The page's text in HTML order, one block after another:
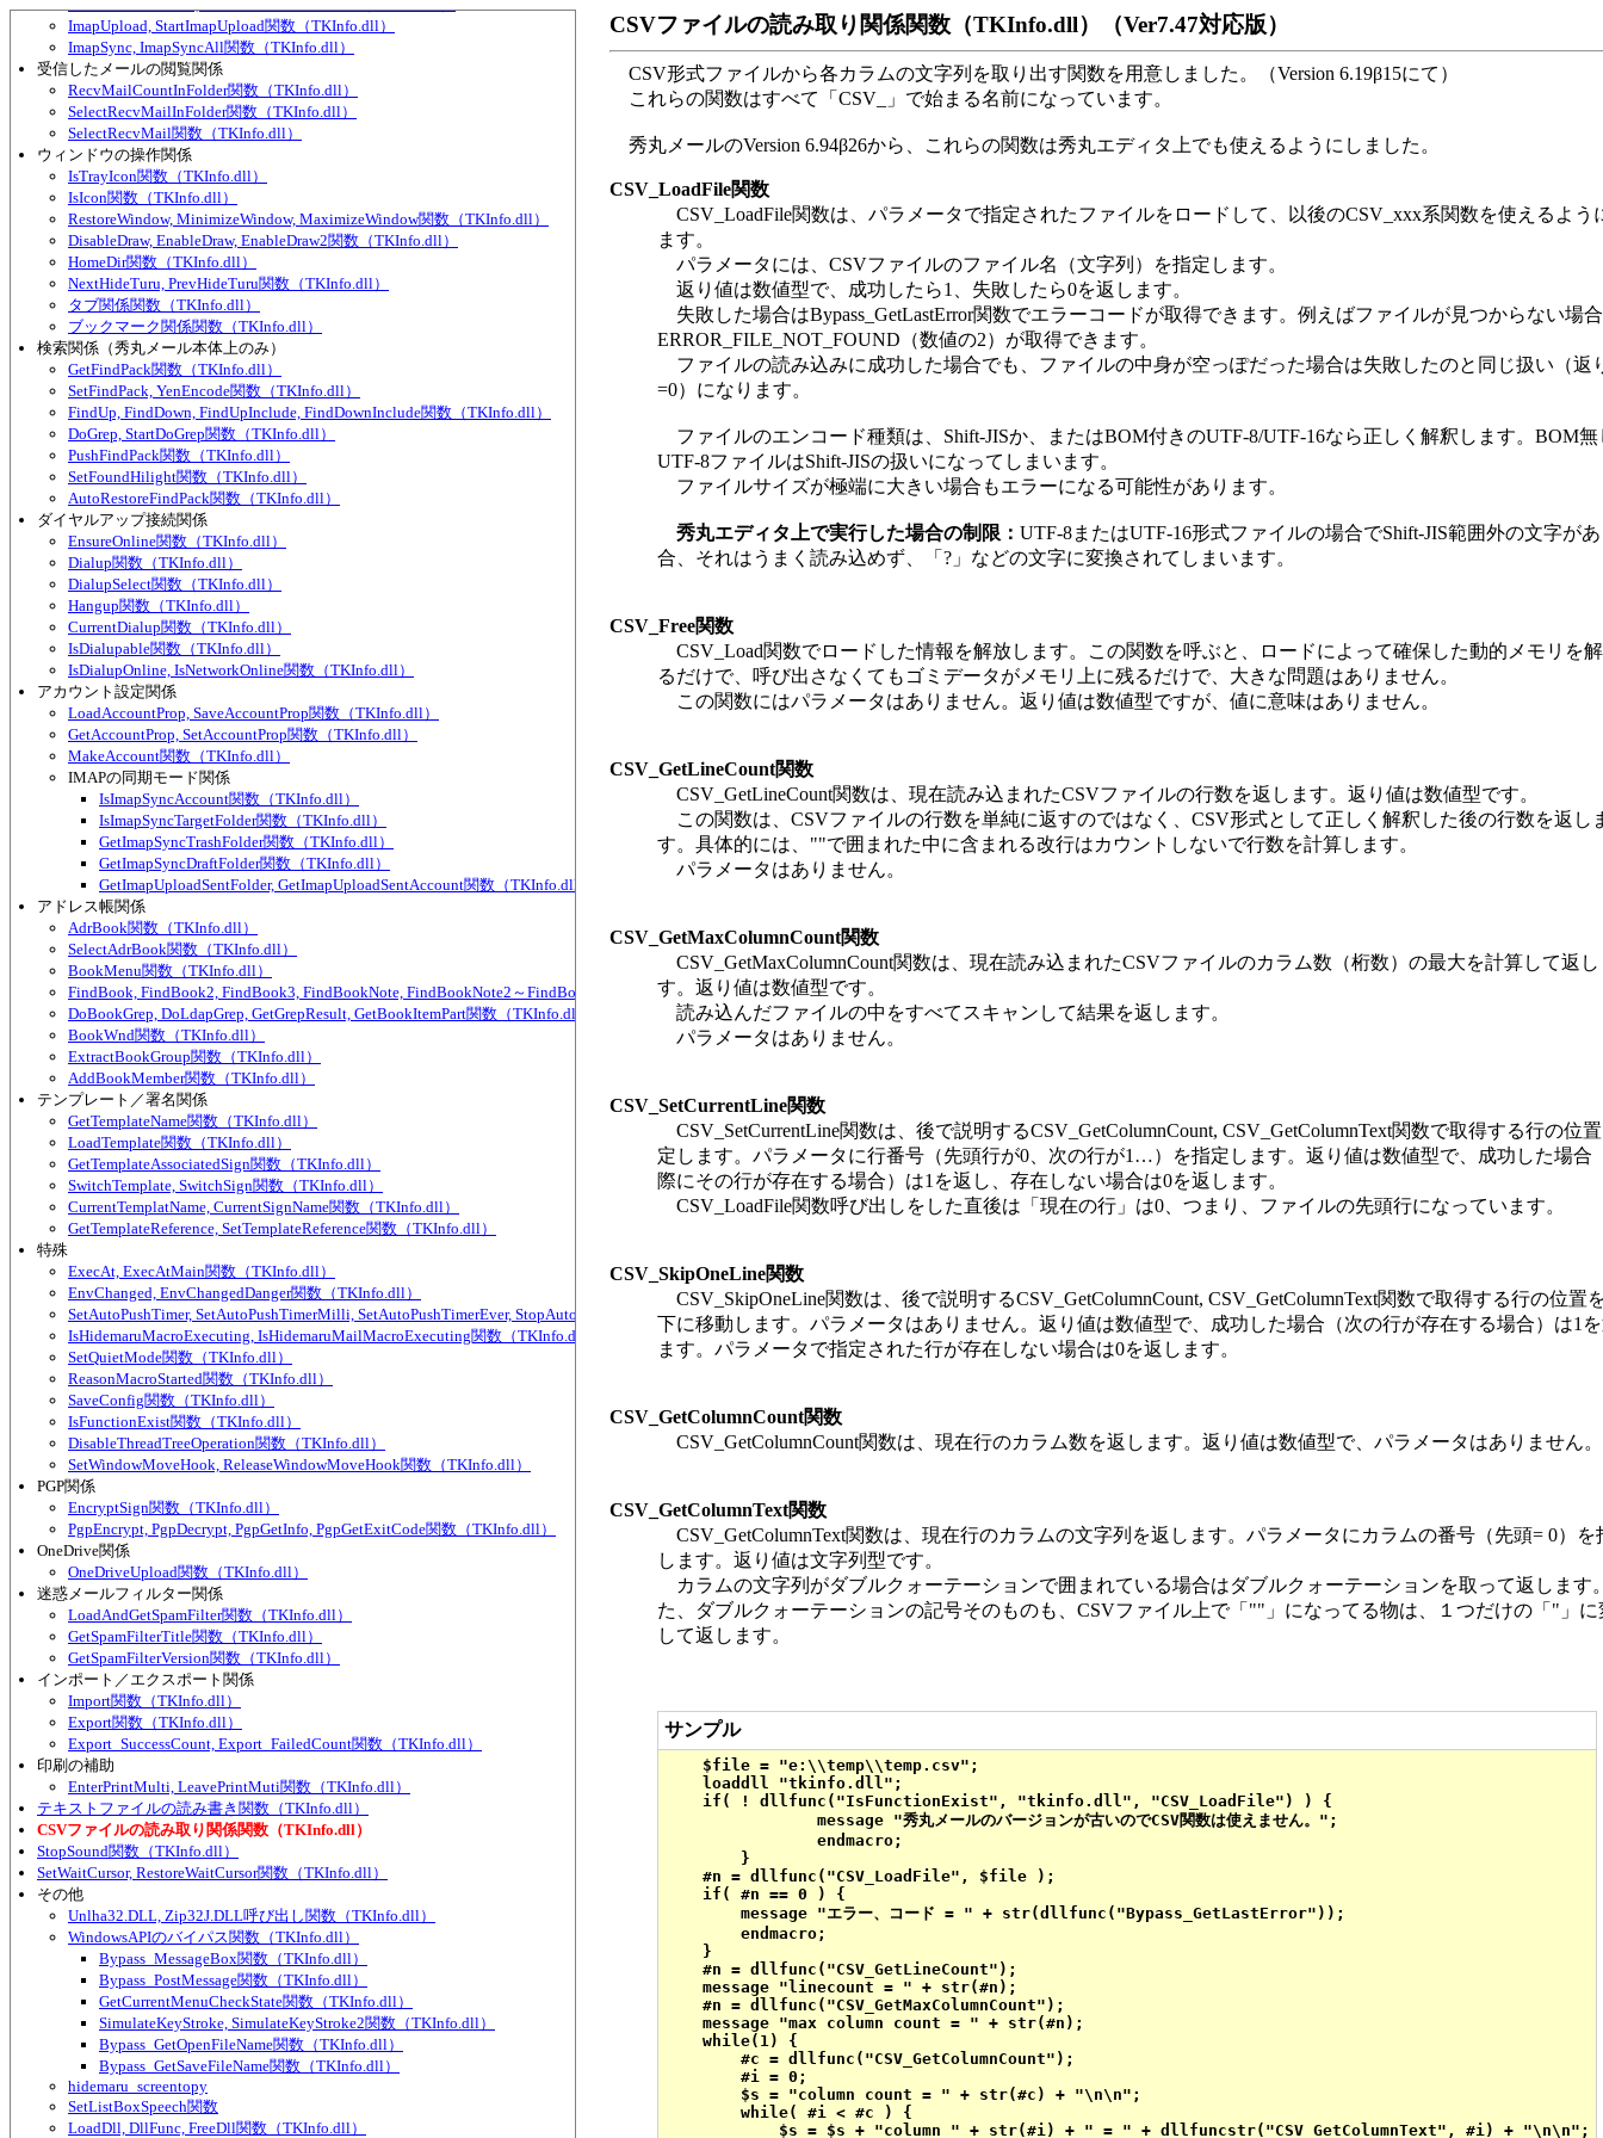
ImapUpload, StartImapUpload関数（TKInfo.dll）
ImapSync, ImapSyncAll関数（TKInfo.dll）
受信したメールの閲覧関係
RecvMailCountInFolder関数（TKInfo.dll）
SelectRecvMailInFolder関数（TKInfo.dll）
SelectRecvMail関数（TKInfo.dll）
ウィンドウの操作関係
IsTrayIcon関数（TKInfo.dll）
IsIcon関数（TKInfo.dll）
RestoreWindow, MinimizeWindow, MaximizeWindow関数（TKInfo.dll）
DisableDraw, EnableDraw, EnableDraw2関数（TKInfo.dll）
HomeDir関数（TKInfo.dll）
NextHideTuru, PrevHideTuru関数（TKInfo.dll）
タブ関係関数（TKInfo.dll）
ブックマーク関係関数（TKInfo.dll）
検索関係（秀丸メール本体上のみ）
GetFindPack関数（TKInfo.dll）
SetFindPack, YenEncode関数（TKInfo.dll）
FindUp, FindDown, FindUpInclude, FindDownInclude関数（TKInfo.dll）
DoGrep, StartDoGrep関数（TKInfo.dll）
PushFindPack関数（TKInfo.dll）
SetFoundHilight関数（TKInfo.dll）
AutoRestoreFindPack関数（TKInfo.dll）
ダイヤルアップ接続関係
EnsureOnline関数（TKInfo.dll）
Dialup関数（TKInfo.dll）
DialupSelect関数（TKInfo.dll）
Hangup関数（TKInfo.dll）
CurrentDialup関数（TKInfo.dll）
IsDialupable関数（TKInfo.dll）
IsDialupOnline, IsNetworkOnline関数（TKInfo.dll）
アカウント設定関係
LoadAccountProp, SaveAccountProp関数（TKInfo.dll）
GetAccountProp, SetAccountProp関数（TKInfo.dll）
MakeAccount関数（TKInfo.dll）
IMAPの同期モード関係
IsImapSyncAccount関数（TKInfo.dll）
IsImapSyncTargetFolder関数（TKInfo.dll）
GetImapSyncTrashFolder関数（TKInfo.dll）
GetImapSyncDraftFolder関数（TKInfo.dll）
GetImapUploadSentFolder, GetImapUploadSentAccount関数（TKInfo.dll）
アドレス帳関係
AdrBook関数（TKInfo.dll）
SelectAdrBook関数（TKInfo.dll）
BookMenu関数（TKInfo.dll）
FindBook, FindBook2, FindBook3, FindBookNote, FindBookNote2～FindBookNote8, FindBookDate, FindBookGroup, FindBookGroupPath関数（TKInfo.dll）
DoBookGrep, DoLdapGrep, GetGrepResult, GetBookItemPart関数（TKInfo.dll）
BookWnd関数（TKInfo.dll）
ExtractBookGroup関数（TKInfo.dll）
AddBookMember関数（TKInfo.dll）
テンプレート／署名関係
GetTemplateName関数（TKInfo.dll）
LoadTemplate関数（TKInfo.dll）
GetTemplateAssociatedSign関数（TKInfo.dll）
SwitchTemplate, SwitchSign関数（TKInfo.dll）
CurrentTemplatName, CurrentSignName関数（TKInfo.dll）
GetTemplateReference, SetTemplateReference関数（TKInfo.dll）
特殊
ExecAt, ExecAtMain関数（TKInfo.dll）
EnvChanged, EnvChangedDanger関数（TKInfo.dll）
SetAutoPushTimer, SetAutoPushTimerMilli, SetAutoPushTimerEver, StopAutoPushTimer関数（TKInfo.dll）
IsHidemaruMacroExecuting, IsHidemaruMailMacroExecuting関数（TKInfo.dll）
SetQuietMode関数（TKInfo.dll）
ReasonMacroStarted関数（TKInfo.dll）
SaveConfig関数（TKInfo.dll）
IsFunctionExist関数（TKInfo.dll）
DisableThreadTreeOperation関数（TKInfo.dll）
SetWindowMoveHook, ReleaseWindowMoveHook関数（TKInfo.dll）
PGP関係
EncryptSign関数（TKInfo.dll）
PgpEncrypt, PgpDecrypt, PgpGetInfo, PgpGetExitCode関数（TKInfo.dll）
OneDrive関係
OneDriveUpload関数（TKInfo.dll）
迷惑メールフィルター関係
LoadAndGetSpamFilter関数（TKInfo.dll）
GetSpamFilterTitle関数（TKInfo.dll）
GetSpamFilterVersion関数（TKInfo.dll）
インポート／エクスポート関係
Import関数（TKInfo.dll）
Export関数（TKInfo.dll）
Export_SuccessCount, Export_FailedCount関数（TKInfo.dll）
印刷の補助
EnterPrintMulti, LeavePrintMuti関数（TKInfo.dll）
テキストファイルの読み書き関数（TKInfo.dll）
CSVファイルの読み取り関係関数（TKInfo.dll）
StopSound関数（TKInfo.dll）
SetWaitCursor, RestoreWaitCursor関数（TKInfo.dll）
その他
Unlha32.DLL, Zip32J.DLL呼び出し関数（TKInfo.dll）
WindowsAPIのバイパス関数（TKInfo.dll）
Bypass_MessageBox関数（TKInfo.dll）
Bypass_PostMessage関数（TKInfo.dll）
GetCurrentMenuCheckState関数（TKInfo.dll）
SimulateKeyStroke, SimulateKeyStroke2関数（TKInfo.dll）
Bypass_GetOpenFileName関数（TKInfo.dll）
Bypass_GetSaveFileName関数（TKInfo.dll）
hidemaru_screentopy
SetListBoxSpeech関数
LoadDll, DllFunc, FreeDll関数（TKInfo.dll）
CSVファイルの読み取り関係関数（TKInfo.dll）（Ver7.47対応版）
CSV形式ファイルから各カラムの文字列を取り出す関数を用意しました。（Version 6.19β15にて）
これらの関数はすべて「CSV_」で始まる名前になっています。
秀丸メールのVersion 6.94β26から、これらの関数は秀丸エディタ上でも使えるようにしました。
CSV_LoadFile関数
CSV_LoadFile関数は、パラメータで指定されたファイルをロードして、以後のCSV_xxx系関数を使えるよう
ます。
パラメータには、CSVファイルのファイル名（文字列）を指定します。
返り値は数値型で、成功したら1、失敗したら0を返します。
失敗した場合はBypass_GetLastError関数でエラーコードが取得できます。例えばファイルが見つからない場
ERROR_FILE_NOT_FOUND（数値の2）が取得できます。
ファイルの読み込みに成功した場合でも、ファイルの中身が空っぽだった場合は失敗したのと同じ扱い（返
=0）になります。
ファイルのエンコード種類は、Shift-JISか、またはBOM付きのUTF-8/UTF-16なら正しく解釈します。BOM無
UTF-8ファイルはShift-JISの扱いになってしまいます。
ファイルサイズが極端に大きい場合もエラーになる可能性があります。
秀丸エディタ上で実行した場合の制限： UTF-8またはUTF-16形式ファイルの場合でShift-JIS範囲外の文字が
合、それはうまく読み込めず、「?」などの文字に変換されてしまいます。
CSV_Free関数
CSV_Load関数でロードした情報を解放します。この関数を呼ぶと、ロードによって確保した動的メモリを
るだけで、呼び出さなくてもゴミデータがメモリ上に残るだけで、大きな問題はありません。
この関数にはパラメータはありません。返り値は数値型ですが、値に意味はありません。
CSV_GetLineCount関数
CSV_GetLineCount関数は、現在読み込まれたCSVファイルの行数を返します。返り値は数値型です。
この関数は、CSVファイルの行数を単純に返すのではなく、CSV形式として正しく解釈した後の行数を返し
す。具体的には、""で囲まれた中に含まれる改行はカウントしないで行数を計算します。
パラメータはありません。
CSV_GetMaxColumnCount関数
CSV_GetMaxColumnCount関数は、現在読み込まれたCSVファイルのカラム数（桁数）の最大を計算して返し
す。返り値は数値型です。
読み込んだファイルの中をすべてスキャンして結果を返します。
パラメータはありません。
CSV_SetCurrentLine関数
CSV_SetCurrentLine関数は、後で説明するCSV_GetColumnCount, CSV_GetColumnText関数で取得する行の位
定します。パラメータに行番号（先頭行が0、次の行が1…）を指定します。返り値は数値型で、成功した場合
際にその行が存在する場合）は1を返し、存在しない場合は0を返します。
CSV_LoadFile関数呼び出しをした直後は「現在の行」は0、つまり、ファイルの先頭行になっています。
CSV_SkipOneLine関数
CSV_SkipOneLine関数は、後で説明するCSV_GetColumnCount, CSV_GetColumnText関数で取得する行の位置
下に移動します。パラメータはありません。返り値は数値型で、成功した場合（次の行が存在する場合）は1
ます。パラメータで指定された行が存在しない場合は0を返します。
CSV_GetColumnCount関数
CSV_GetColumnCount関数は、現在行のカラム数を返します。返り値は数値型で、パラメータはありません。
CSV_GetColumnText関数
CSV_GetColumnText関数は、現在行のカラムの文字列を返します。パラメータにカラムの番号（先頭= 0）を
します。返り値は文字列型です。
カラムの文字列がダブルクォーテーションで囲まれている場合はダブルクォーテーションを取って返します
た、ダブルクォーテーションの記号そのものも、CSVファイル上で「""」になってる物は、１つだけの「"」に
して返します。
サンプル
    $file = "e:\\temp\\temp.csv";
    loaddll "tkinfo.dll";
    if( ! dllfunc("IsFunctionExist", "tkinfo.dll", "CSV_LoadFile") ) {
    #n = dllfunc("CSV_LoadFile", $file );
    if( #n == 0 ) {
        message "エラー、コード = " + str(dllfunc("Bypass_GetLastError"));
        endmacro;
    }
    #n = dllfunc("CSV_GetLineCount");
    message "linecount = " + str(#n);
    #n = dllfunc("CSV_GetMaxColumnCount");
    message "max column count = " + str(#n);
    while(1) {
        #c = dllfunc("CSV_GetColumnCount");
        #i = 0;
        $s = "column count = " + str(#c) + "\n\n";
        while( #i < #c ) {
            $s = $s + "column " + str(#i) + " = " + dllfuncstr("CSV_GetColumnText", #i) + "\n\n";